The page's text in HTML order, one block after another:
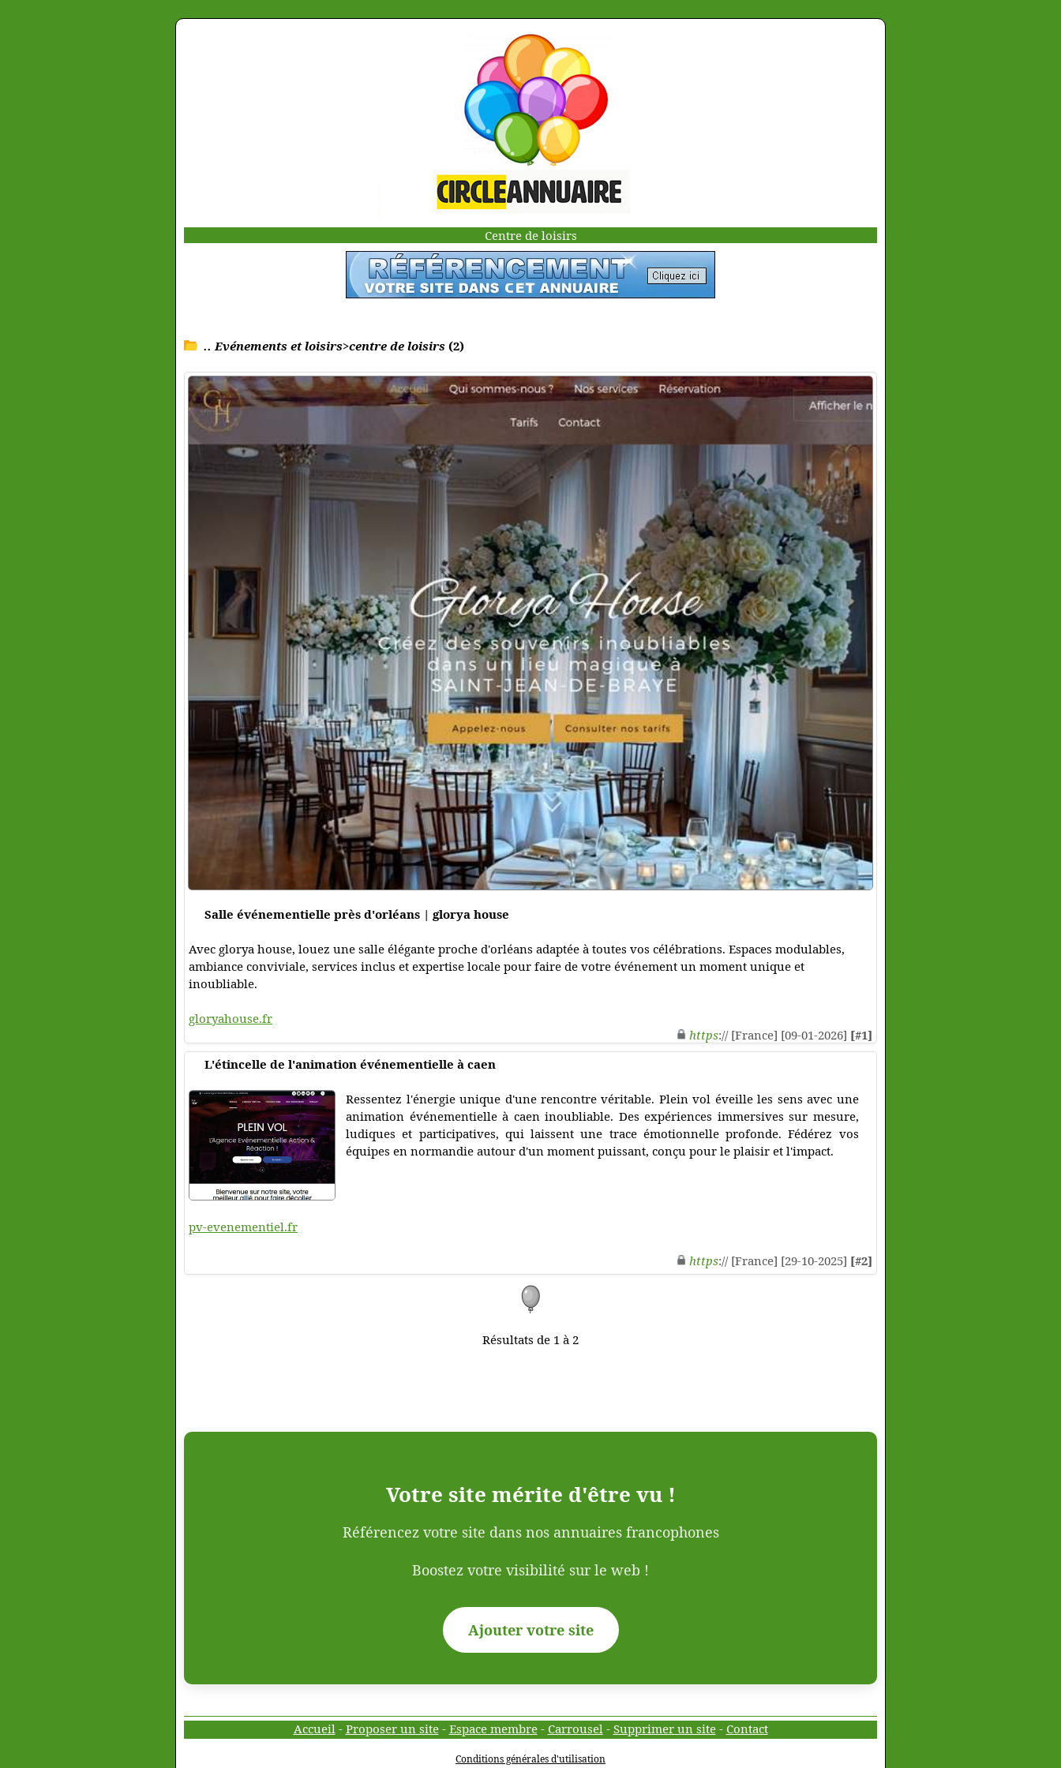
Centre de loisirs
.. Evénements et loisirs>centre de loisirs (2)
Salle événementielle près d'orléans | glorya house
Avec glorya house, louez une salle élégante proche d'orléans adaptée à toutes vos célébrations. Espaces modulables,
ambiance conviviale, services inclus et expertise locale pour faire de votre événement un moment unique et
inoubliable.
gloryahouse.fr
https:// [France] [09-01-2026] [#1]
L'étincelle de l'animation événementielle à caen
Ressentez l'énergie unique d'une rencontre véritable. Plein vol éveille les sens avec une
animation événementielle à caen inoubliable. Des expériences immersives sur mesure,
ludiques et participatives, qui laissent une trace émotionnelle profonde. Fédérez vos
équipes en normandie autour d'un moment puissant, conçu pour le plaisir et l'impact.
pv-evenementiel.fr
https:// [France] [29-10-2025] [#2]
Résultats de 1 à 2
Votre site mérite d'être vu !
Référencez votre site dans nos annuaires francophones
Boostez votre visibilité sur le web !
Ajouter votre site
Accueil- Proposer un site- Espace membre- Carrousel- Supprimer un site- Contact
Conditions générales d'utilisation